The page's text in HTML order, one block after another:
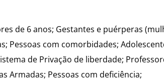
de 6 anos; Gestantes e puérperas
Pessoas com comorbidades;
de Privação de liberdade;
Armadas; Pessoas com deficiência;